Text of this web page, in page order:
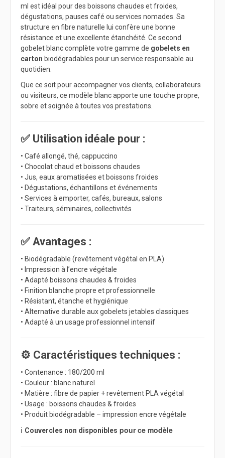
ml est idéal pour des boissons chaudes et froides,
dégustations, pauses café ou services nomades. Sa
structure en fibre naturelle lui confère une bonne
résistance et une excellente étanchéité. Ce second
gobelet blanc complète votre gamme de gobelets en
carton biodégradables pour un service responsable au
quotidien.
Que ce soit pour accompagner vos clients, collaborateurs
ou visiteurs, ce modèle blanc apporte une touche propre,
sobre et soignée à toutes vos prestations.
✅ Utilisation idéale pour :
• Café allongé, thé, cappuccino
• Chocolat chaud et boissons chaudes
• Jus, eaux aromatisées et boissons froides
• Dégustations, échantillons et événements
• Services à emporter, cafés, bureaux, salons
• Traiteurs, séminaires, collectivités
✅ Avantages :
• Biodégradable (revêtement végétal en PLA)
• Impression à l’encre végétale
• Adapté boissons chaudes & froides
• Finition blanche propre et professionnelle
• Résistant, étanche et hygiénique
• Alternative durable aux gobelets jetables classiques
• Adapté à un usage professionnel intensif
⚙️ Caractéristiques techniques :
• Contenance : 180/200 ml
• Couleur : blanc naturel
• Matière : fibre de papier + revêtement PLA végétal
• Usage : boissons chaudes & froides
• Produit biodégradable – impression encre végétale
ℹ️ Couvercles non disponibles pour ce modèle